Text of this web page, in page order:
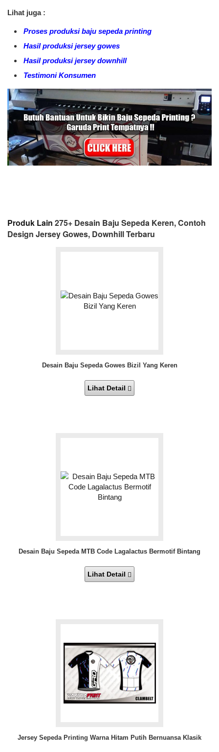
Lihat juga :
Proses produksi baju sepeda printing
Hasil produksi jersey gowes
Hasil produksi jersey downhill
Testimoni Konsumen
Produk Lain 275+ Desain Baju Sepeda Keren, Contoh
Design Jersey Gowes, Downhill Terbaru
Desain Baju Sepeda Gowes Bizil Yang Keren
Lihat Detail
Desain Baju Sepeda MTB Code Lagalactus Bermotif Bintang
Lihat Detail
Jersey Sepeda Printing Warna Hitam Putih Bernuansa Klasik